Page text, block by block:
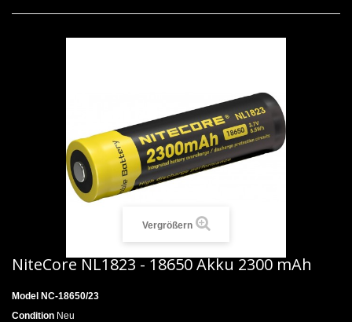
Vergrößern
NiteCore NL1823 - 18650 Akku 2300 mAh
Model NC-18650/23
Condition Neu